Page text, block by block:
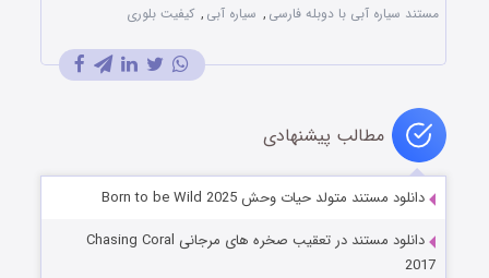
مستند سیاره آبی با دوبله فارسی , سیاره آبی , کیفیت بلوری
مطالب پیشنهادی
دانلود مستند متولد حیات وحش Born to be Wild 2025
دانلود مستند در تعقیب صخره های مرجانی Chasing Coral
2017